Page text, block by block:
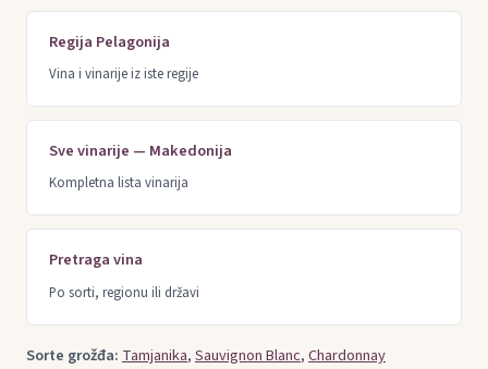
Regija Pelagonija
Vina i vinarije iz iste regije
Sve vinarije — Makedonija
Kompletna lista vinarija
Pretraga vina
Po sorti, regionu ili državi
Sorte grožđa: Tamjanika,Sauvignon Blanc,Chardonnay